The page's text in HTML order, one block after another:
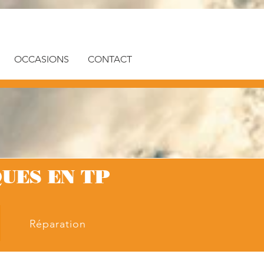
OCCASIONS CONTACT
EN TP
Réparation